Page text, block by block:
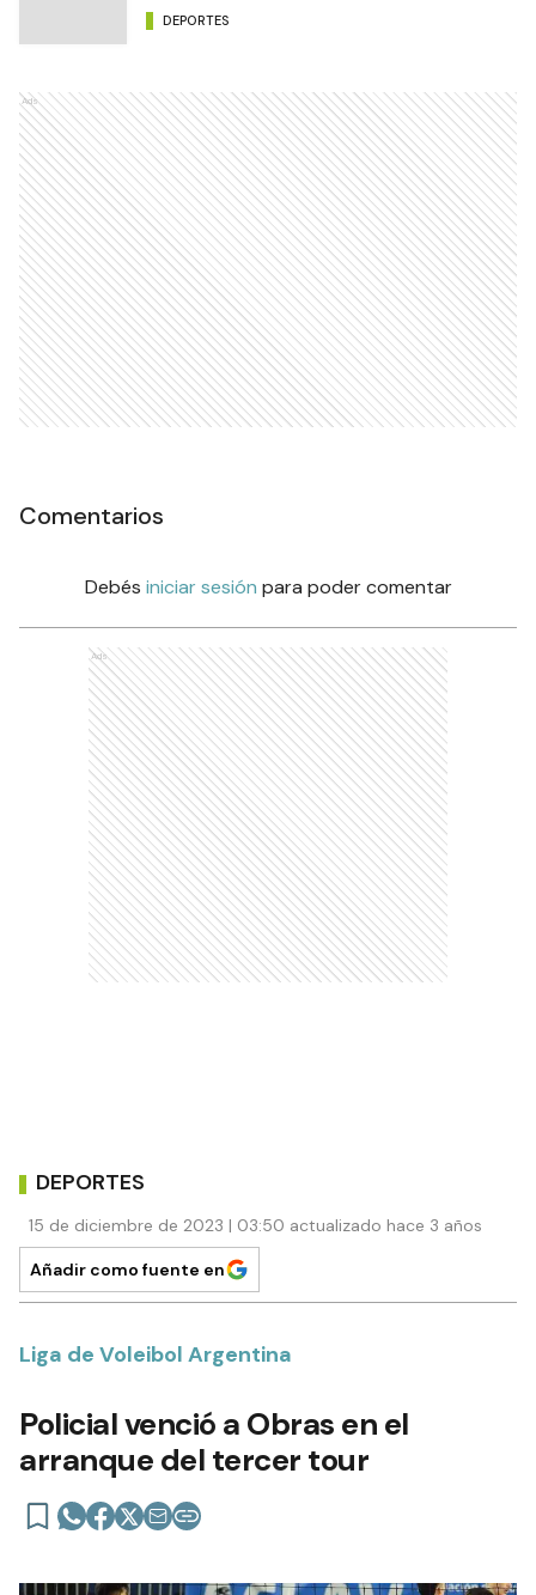
DEPORTES
Ads
Comentarios
Debés iniciar sesión para poder comentar
Ads
DEPORTES
15 de diciembre de 2023 | 03:50 actualizado hace 3 años
Añadir como fuente en
Liga de Voleibol Argentina
Policial venció a Obras en el
arranque del tercer tour